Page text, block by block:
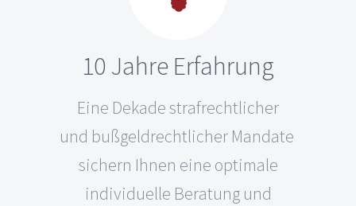
10 Jahre Erfahrung
Eine Dekade strafrechtlicher
und bußgeldrechtlicher Mandate
sichern Ihnen eine optimale
individuelle Beratung und